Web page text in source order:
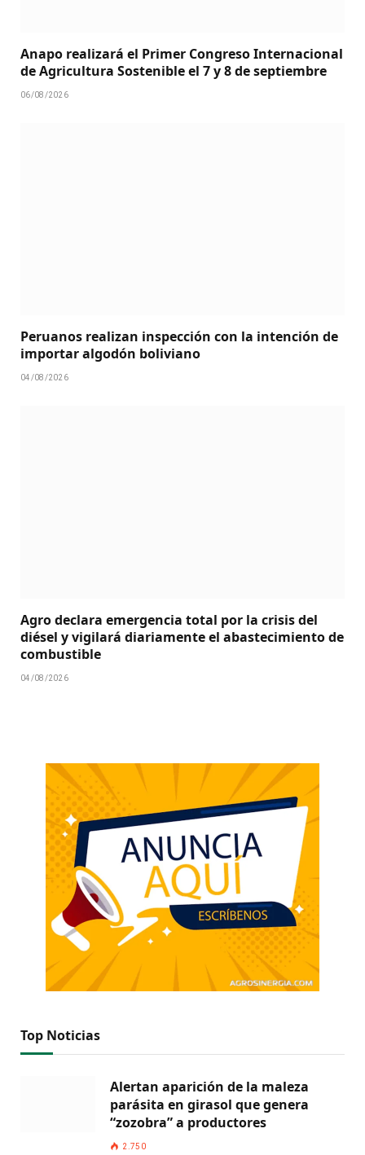
Anapo realizará el Primer Congreso Internacional
de Agricultura Sostenible el 7 y 8 de septiembre
06/08/2026
Peruanos realizan inspección con la intención de
importar algodón boliviano
04/08/2026
Agro declara emergencia total por la crisis del
diésel y vigilará diariamente el abastecimiento de
combustible
04/08/2026
Top Noticias
Alertan aparición de la maleza
parásita en girasol que genera
“zozobra” a productores
2.750